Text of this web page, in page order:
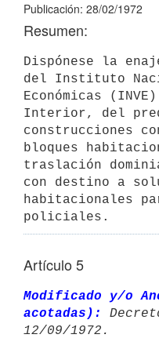
Publicación: 28/02/1972
Resumen:
Dispónese la
del Instituto
Económicas
Interior, del
construcciones
bloques
traslación
con destino a
habitacionales
policiales.
Artículo 5
Modificado y/o
acotadas):